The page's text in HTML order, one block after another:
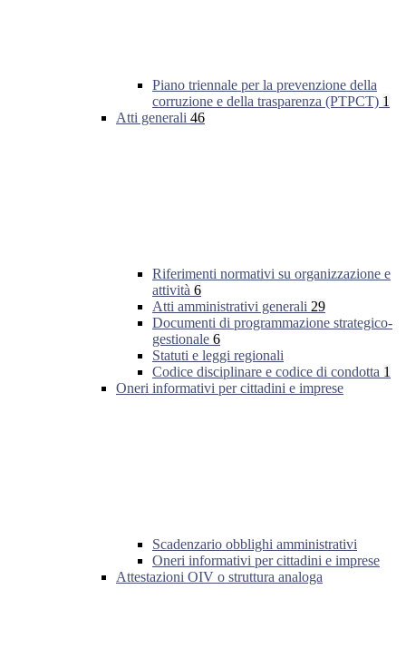
Piano triennale per la prevenzione della
corruzione e della trasparenza (PTPCT) 1
Atti generali 46
Riferimenti normativi su organizzazione e
attività 6
Atti amministrativi generali 29
Documenti di programmazione strategico-
gestionale 6
Statuti e leggi regionali
Codice disciplinare e codice di condotta 1
Oneri informativi per cittadini e imprese
Scadenzario obblighi amministrativi
Oneri informativi per cittadini e imprese
Attestazioni OIV o struttura analoga